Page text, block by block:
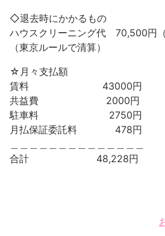
◇退去時にかかるもの
ハウスクリーニング代 70,500円（
（東京ルールで清算）
☆月々支払額
賃料 43000円
共益費 2000円
駐車料 2750円
月払保証委託料 478円
合計 48,228